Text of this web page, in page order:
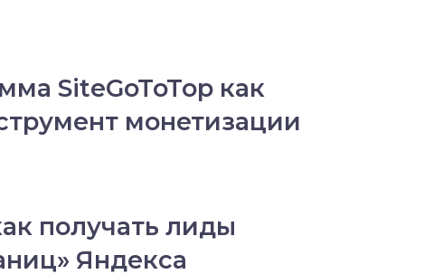
SiteGoToTop как
монетизации
получать лиды
Яндекса